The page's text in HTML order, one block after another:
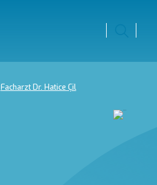
Facharzt Dr. Hatice Çil